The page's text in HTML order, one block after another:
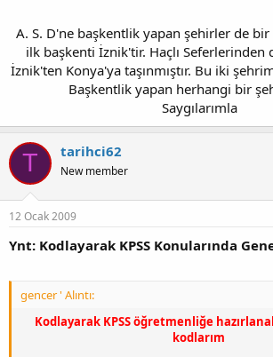
NİĞDE
A. S. D'ne başkentlik yapan şehirler de bir
ilk başkenti İznik'tir. Haçlı Seferlerinden
İznik'ten Konya'ya taşınmıştır. Bu iki
Başkentlik yapan herhangi bir
Saygılarımla​
T tarihci62
New member
12 Ocak 2009
Ynt: Kodlayarak KPSS Konularında
gencer ' Alıntı:
Kodlayarak KPSS öğretmenliğe
kodlarım